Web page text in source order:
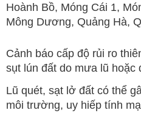
Hoành Bồ, Móng Cái 1,
Mông Dương, Quảng Hà,
Cảnh báo cấp độ rủi ro
sụt lún đất do mưa lũ hoặc
Lũ quét, sạt lở đất có thể
môi trường, uy hiếp tính